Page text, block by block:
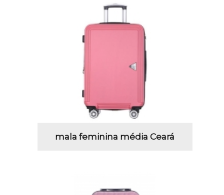
mala feminina média Ceará